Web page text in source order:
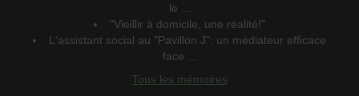
le ...
"Vieillir à domicile, une réalité!"
L'assistant social au "Pavillon J": un médiateur efficace
face ...
Tous les mémoires